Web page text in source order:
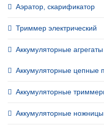
Аэратор, скарификатор
Триммер электрический
Аккумуляторные агрегаты
Аккумуляторные цепные
Аккумуляторные
Аккумуляторные